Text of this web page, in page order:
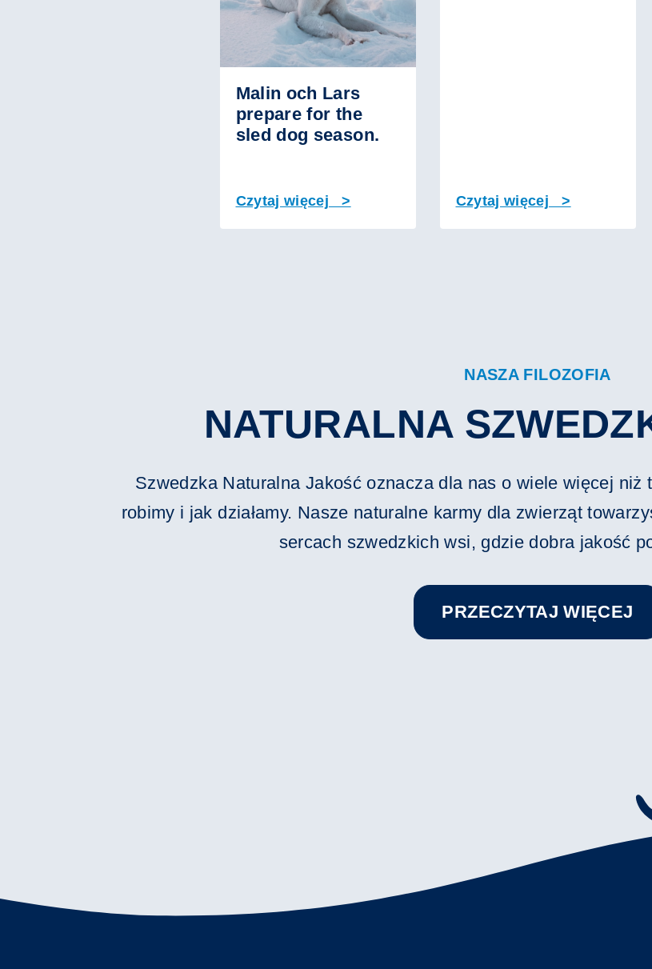
Malin och Lars
prepare for the
sled dog season.
Czytaj więcej > Czytaj więcej >
NASZA FILOZOFIA
NATURALNA
Szwedzka Naturalna Jakość oznacza dla nas o wiele więcej
robimy i jak działamy. Nasze naturalne karmy dla zwierząt
sercach szwedzkich wsi, gdzie dobra jakość
PRZECZYTAJ WIĘCEJ